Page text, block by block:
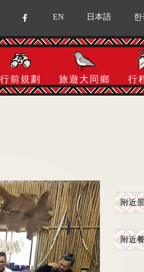
EN 日本語 한
行前規劃 旅遊大同鄉 行
附近
附近